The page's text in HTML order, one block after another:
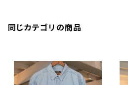
同じカテゴリの商品